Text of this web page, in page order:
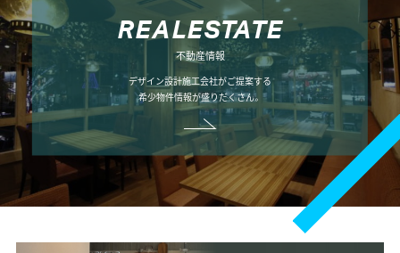
REALESTATE
不動産情報
デザイン設計施工会社がご提案する
希少物件情報が盛りだくさん。